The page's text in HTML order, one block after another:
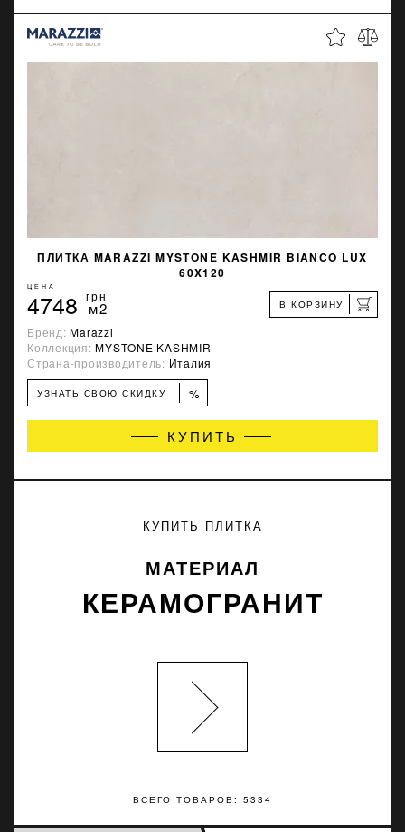
ПЛИТКА MARAZZI MYSTONE KASHMIR BIANCO LUX
60X120
ЦЕНА
4748 грн
м2 В КОРЗИНУ
Бренд:Marazzi
Коллекция:MYSTONE KASHMIR
Страна-производитель: Италия
УЗНАТЬ СВОЮ СКИДКУ %
КУПИТЬ
ВСЕГО ТОВАРОВ: 5334
КУПИТЬ ПЛИТКА
МАТЕРИАЛ
КЕРАМОГРАНИТ